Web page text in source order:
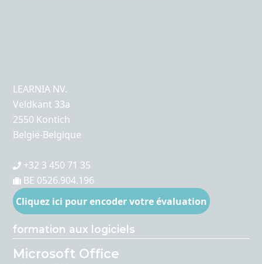
LEARNIA NV.
Veldkant 33a
2550 Kontich
België-Belgique
+32 3 450 71 35
BE 0526.904.196
Cliquez ici pour encoder votre évaluation
formation aux logiciels
Microsoft Office